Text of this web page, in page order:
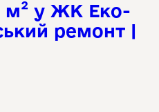
м² у ЖК Еко-
ремонт |